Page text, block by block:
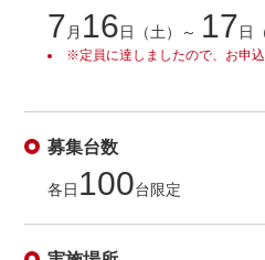
7 月 16日（土）～ 17日
※定員に達しましたので、お申
募集台数
各日 100台限定